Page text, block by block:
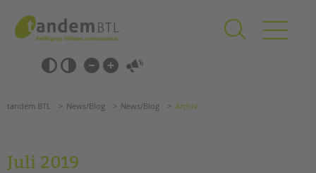
springen
Barrierefrei-
Einstellungen
überspringen
überspringen
tandem BTL News/Blog News/Blog Archiv
Juli 2019